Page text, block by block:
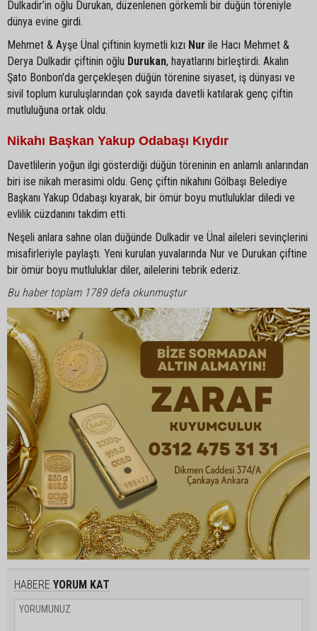
Dulkadir’in oğlu Durukan, düzenlenen görkemli bir düğün töreniyle
dünya evine girdi.
Mehmet & Ayşe Ünal çiftinin kıymetli kızı Nur ile Hacı Mehmet &
Derya Dulkadir çiftinin oğlu Durukan, hayatlarını birleştirdi. Akalın
Şato Bonbon'da gerçekleşen düğün törenine siyaset, iş dünyası ve
sivil toplum kuruluşlarından çok sayıda davetli katılarak genç çiftin
mutluluğuna ortak oldu.
Nikahı Başkan Yakup Odabaşı Kıydır
Davetlilerin yoğun ilgi gösterdiği düğün töreninin en anlamlı anlarından
biri ise nikah merasimi oldu. Genç çiftin nikahını Gölbaşı Belediye
Başkanı Yakup Odabaşı kıyarak, bir ömür boyu mutluluklar diledi ve
evlilik cüzdanını takdim etti.
Neşeli anlara sahne olan düğünde Dulkadir ve Ünal aileleri sevinçlerini
misafirleriyle paylaştı. Yeni kurulan yuvalarında Nur ve Durukan çiftine
bir ömür boyu mutluluklar diler, ailelerini tebrik ederiz.
Bu haber toplam 1789 defa okunmuştur
HABERE YORUM KAT